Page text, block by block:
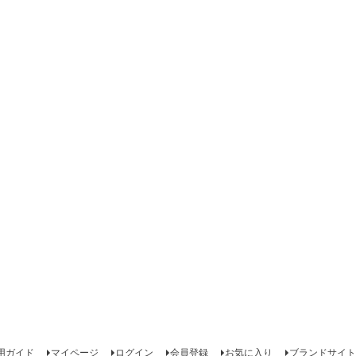
ガイド マイページ ログイン 会員登録 お気に入り ブランドサイト